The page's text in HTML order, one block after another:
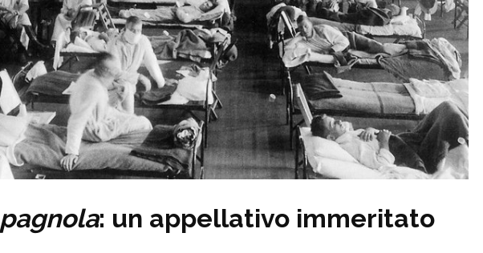
pagnola: un appellativo immeritato